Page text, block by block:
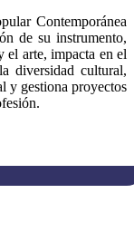
Contemporánea
de su instrumento,
el arte, impacta en el
diversidad cultural,
y gestiona proyectos